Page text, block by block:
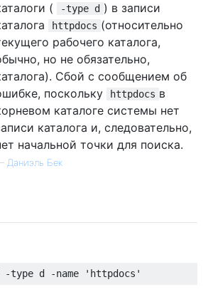
(
-type d ) в записи
httpdocs (относительно
рабочего каталога,
но не обязательно,
Сбой с сообщением об
поскольку
httpdocs в
каталоге системы нет
каталога и, следовательно,
начальной точки для поиска.
Даниэль Бек